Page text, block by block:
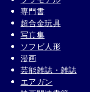
専門書
超合金玩具
写真集
ソフビ人形
漫画
芸能雑誌・雑誌
エアガン